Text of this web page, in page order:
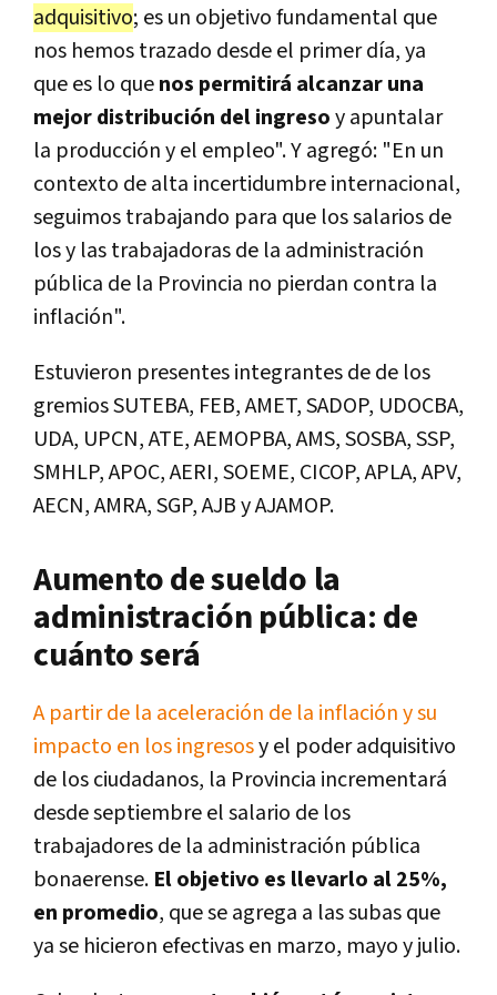
adquisitivo; es un objetivo fundamental que
nos hemos trazado desde el primer día, ya
que es lo quenos permitirá alcanzar una
mejor distribución del ingresoy apuntalar
la producción y el empleo". Y agregó: "En un
contexto de alta incertidumbre internacional,
seguimos trabajando para que los salarios de
los y las trabajadoras de la administración
pública de la Provincia no pierdan contra la
inflación".
Estuvieron presentes integrantes de de los
gremios SUTEBA, FEB, AMET, SADOP, UDOCBA,
UDA, UPCN, ATE, AEMOPBA, AMS, SOSBA, SSP,
SMHLP, APOC, AERI, SOEME, CICOP, APLA, APV,
AECN, AMRA, SGP, AJB y AJAMOP.
Aumento de sueldo la
administración pública: de
cuánto será
A partir de la aceleración de la inflación y su
impacto en los ingresosy el poder adquisitivo
de los ciudadanos, la Provincia incrementará
desde septiembre el salario de los
trabajadores de la administración pública
bonaerense. El objetivo es llevarlo al 25%,
en promedio, que se agrega a las subas que
ya se hicieron efectivas en marzo, mayo y julio.